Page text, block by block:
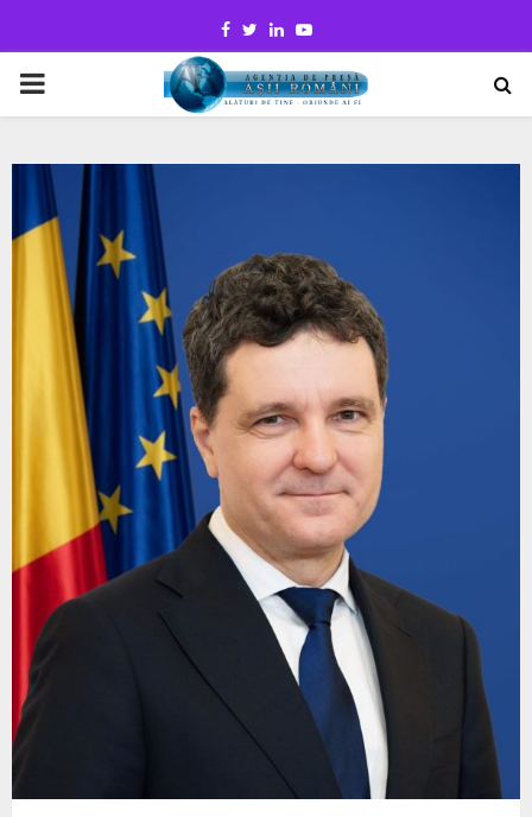
Facebook
TwitterLinkedinYoutube
PRIMARY